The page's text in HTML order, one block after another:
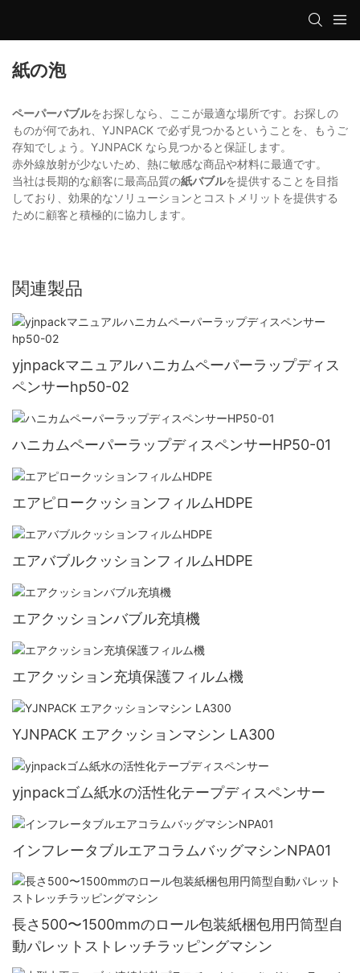
紙の泡
ペーパーバブルをお探しなら、ここが最適な場所です。お探しの
ものが何であれ、YJNPACK で必ず見つかるということを、もうご
存知でしょう。YJNPACK なら見つかると保証します。
赤外線放射が少ないため、熱に敏感な商品や材料に最適です。
当社は長期的な顧客に最高品質の紙バブルを提供することを目指
しており、効果的なソリューションとコストメリットを提供する
ために顧客と積極的に協力します。
関連製品
yjnpackマニュアルハニカムペーパーラップディス
ペンサーhp50-02
ハニカムペーパーラップディスペンサーHP50-01
エアピロークッションフィルムHDPE
エアバブルクッションフィルムHDPE
エアクッションバブル充填機
エアクッション充填保護フィルム機
YJNPACK エアクッションマシン LA300
yjnpackゴム紙水の活性化テープディスペンサー
インフレータブルエアコラムバッグマシンNPA01
長さ500〜1500mmのロール包装紙梱包用円筒型自
動パレットストレッチラッピングマシン